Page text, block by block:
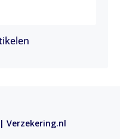
Verzekering.nl